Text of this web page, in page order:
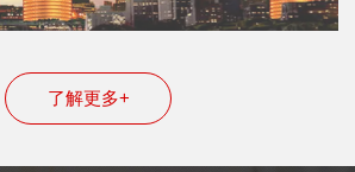
了解更多+